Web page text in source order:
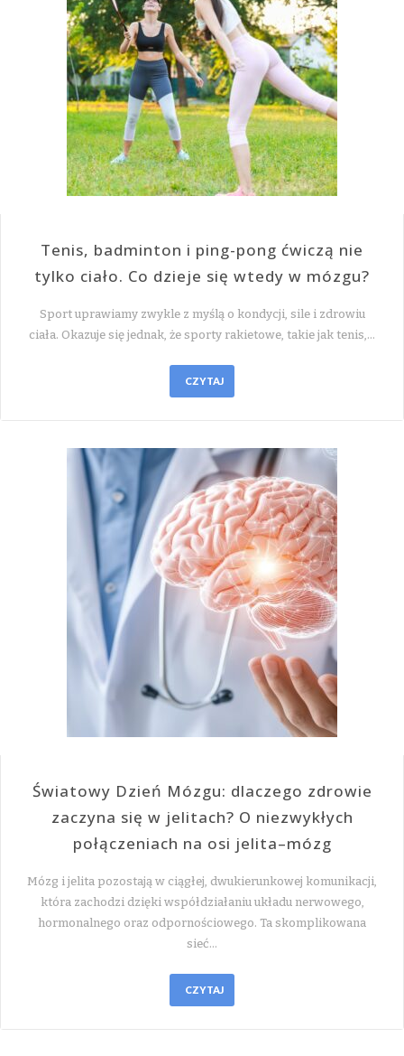
Tenis, badminton i ping-pong ćwiczą nie
tylko ciało. Co dzieje się wtedy w mózgu?
Sport uprawiamy zwykle z myślą o kondycji, sile i zdrowiu
ciała. Okazuje się jednak, że sporty rakietowe, takie jak tenis,…
CZYTAJ
Światowy Dzień Mózgu: dlaczego zdrowie
zaczyna się w jelitach? O niezwykłych
połączeniach na osi jelita–mózg
Mózg i jelita pozostają w ciągłej, dwukierunkowej komunikacji,
która zachodzi dzięki współdziałaniu układu nerwowego,
hormonalnego oraz odpornościowego. Ta skomplikowana
sieć…
CZYTAJ